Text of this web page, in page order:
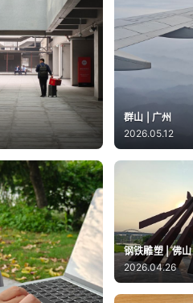
群山 | 广州
2026.05.12
钢铁雕塑 | 佛山
2026.04.26